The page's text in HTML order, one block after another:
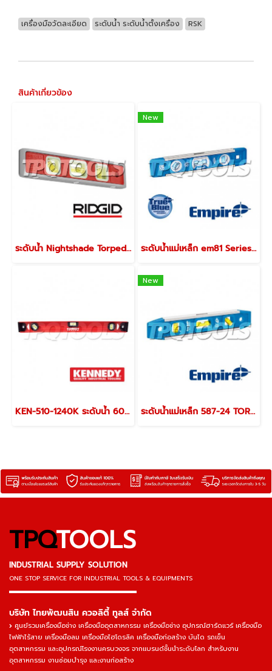
เครื่องมือวัดละเอียด ระดับน้ำ ระดับน้ำตั้งเครื่อง RSK
สินค้าเกี่ยวข้อง
ระดับน้ำ Nightshade Torpedo Level 20233
New
ระดับน้ำแม่เหล็ก em81 Series I-BEAM LEVELS
KEN-510-1240K ระดับน้ำ 600 มม. (24 นิ้ว) KENNEDY GIRDER SECTION SPIRIT LEVEL
New
ระดับน้ำแม่เหล็ก 587-24 TORPEDO LEVELS
TPQTOOLS
INDUSTRIAL SUPPLY SOLUTION
ONE STOP SERVICE FOR INDUSTRIAL TOOLS & EQUIPMENTS
▬▬▬▬▬▬▬▬▬▬▬▬▬▬▬
บริษัท ไทยพัฒนสิน ควอลิตี้ ทูลส์ จำกัด
ศูนย์รวมเครื่องมือช่าง เครื่องมืออุตสาหกรรม เครื่องมือช่าง อุปกรณ์ฮาร์ดแวร์ เครื่องมือ
ไฟฟ้าไร้สาย เครื่องมือลม เครื่องมือไฮโดรลิค เครื่องมือก่อสร้าง บันได รถเข็น
อุตสาหกรรม และอุปกรณ์โรงงานครบวงจร จากแบรนด์ชั้นนำระดับโลก สำหรับงาน
อุตสาหกรรม งานซ่อมบำรุง และงานก่อสร้าง